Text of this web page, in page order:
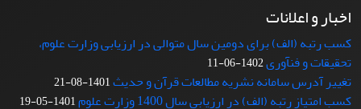
اخبار و اعلانات
کسب رتبه (الف) برای دومین سال متوالی در ارزیابی وزارت علوم،
تحقیقات و فنآوری1402-06-11
تغییر آدرس سامانه نشریه مطالعات قرآن و حدیث1401-08-21
کسب امتیاز رتبه (الف) در ارزیابی سال 1400 وزارت علوم 1401-05-19